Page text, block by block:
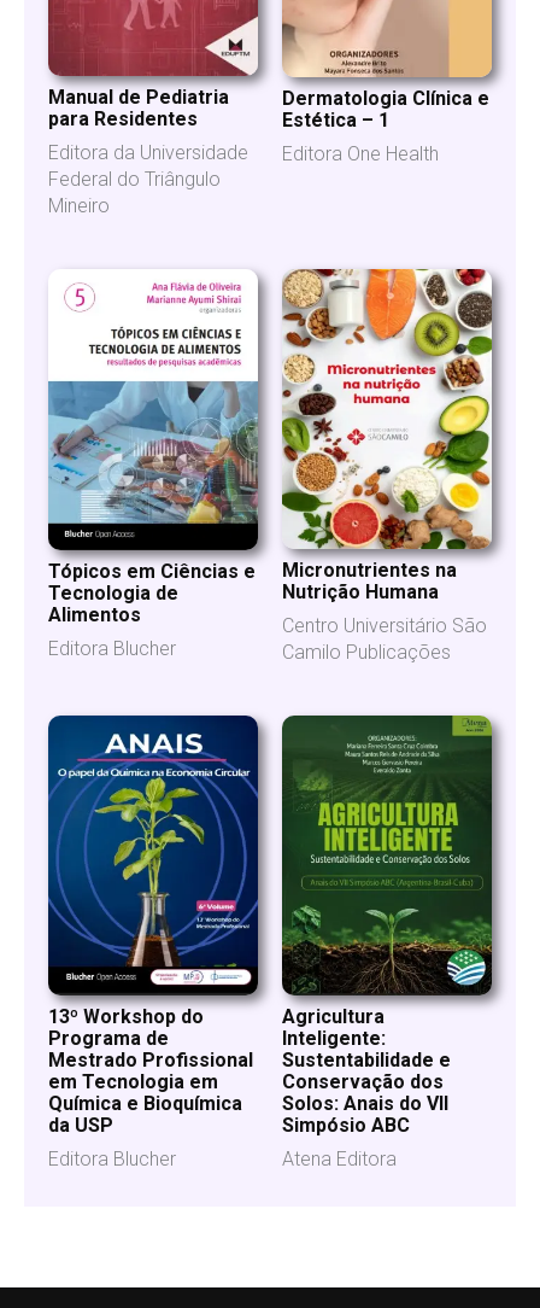
Manual de Pediatria
para Residentes
Editora da Universidade
Federal do Triângulo
Mineiro
Dermatologia Clínica e
Estética – 1
Editora One Health
Tópicos em Ciências e
Tecnologia de
Alimentos
Editora Blucher
Micronutrientes na
Nutrição Humana
Centro Universitário São
Camilo Publicações
13º Workshop do
Programa de
Mestrado Profissional
em Tecnologia em
Química e Bioquímica
da USP
Editora Blucher
Agricultura
Inteligente:
Sustentabilidade e
Conservação dos
Solos: Anais do VII
Simpósio ABC
Atena Editora